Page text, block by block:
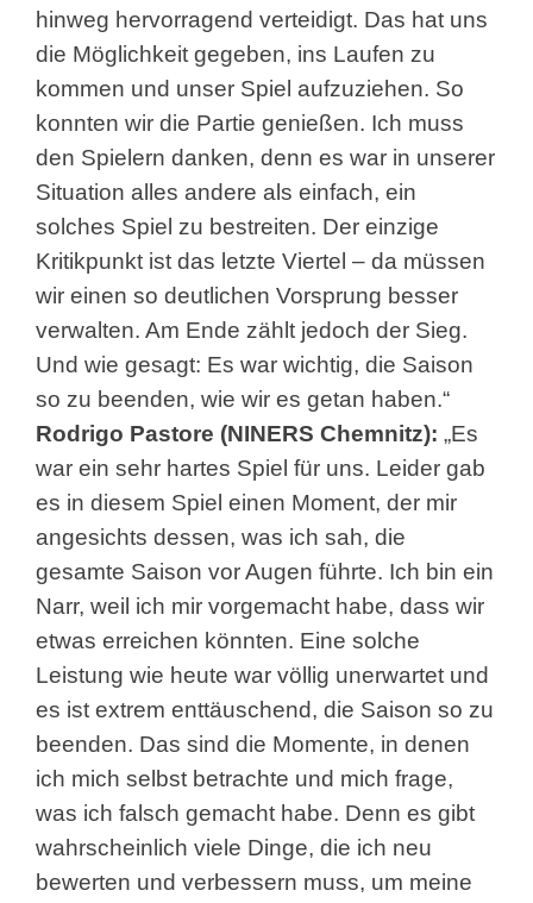
hinweg hervorragend verteidigt. Das hat uns
die Möglichkeit gegeben, ins Laufen zu
kommen und unser Spiel aufzuziehen. So
konnten wir die Partie genießen. Ich muss
den Spielern danken, denn es war in unserer
Situation alles andere als einfach, ein
solches Spiel zu bestreiten. Der einzige
Kritikpunkt ist das letzte Viertel – da müssen
wir einen so deutlichen Vorsprung besser
verwalten. Am Ende zählt jedoch der Sieg.
Und wie gesagt: Es war wichtig, die Saison
so zu beenden, wie wir es getan haben.“
Rodrigo Pastore (NINERS Chemnitz): „Es
war ein sehr hartes Spiel für uns. Leider gab
es in diesem Spiel einen Moment, der mir
angesichts dessen, was ich sah, die
gesamte Saison vor Augen führte. Ich bin ein
Narr, weil ich mir vorgemacht habe, dass wir
etwas erreichen könnten. Eine solche
Leistung wie heute war völlig unerwartet und
es ist extrem enttäuschend, die Saison so zu
beenden. Das sind die Momente, in denen
ich mich selbst betrachte und mich frage,
was ich falsch gemacht habe. Denn es gibt
wahrscheinlich viele Dinge, die ich neu
bewerten und verbessern muss, um meine